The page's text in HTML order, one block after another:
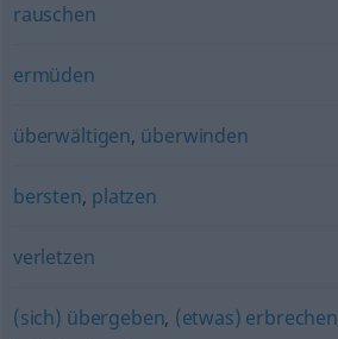
rauschen
ermüden
überwältigen, überwinden
bersten, platzen
verletzen
(sich) übergeben, (etwas) erbrechen